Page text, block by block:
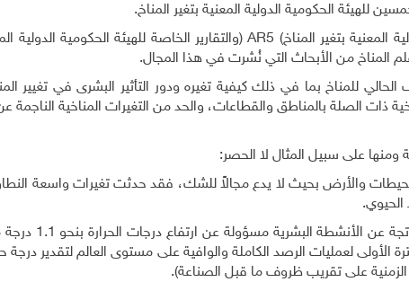
للهيئة الحكومية الدولية المعنية بتغير المناخ.
المعنية بتغير المناخ(
AR5
)والتقارير الخاصة للهيئة الحكومية الدولية
للمناخ بما في ذلك كيفية تغيره ودور التأثير البشرى في تغيير
ذات الصلة بالمناطق والقطاعات، والحد من التغيرات المناخية الناجمة
على سبيل المثال لا الحصر:
والأرض بحيث لا يدع مجالاً للشك، فقد حدثت تغيرات واسعة
.
وورد في التقرير أن انبعاثات غازات الاحتباس
( 1850- 1900 )- تمثل الفترة ( 1850- 1900 ) الفترة الأولى لعمليات الرصد الكاملة والوافية على مستوى العالم
الزمنية على تقريب ظروف ما قبل الصناعة).